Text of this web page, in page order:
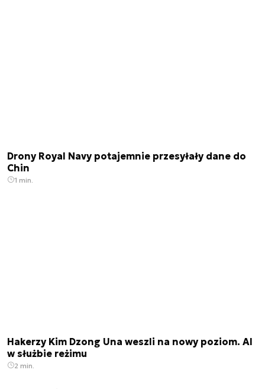
Drony Royal Navy potajemnie przesyłały dane do
Chin
1 min.
Hakerzy Kim Dzong Una weszli na nowy poziom. AI
w służbie reżimu
2 min.